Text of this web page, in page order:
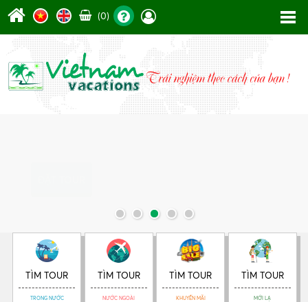
(0)
TÌM TOUR
TRONG NƯỚC
TÌM TOUR
NƯỚC NGOÀI
TÌM TOUR
KHUYẾN MÃI
TÌM TOUR
MỚI LẠ